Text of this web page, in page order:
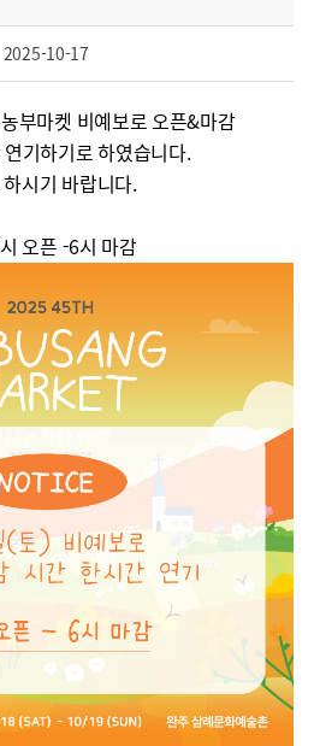
2025-10-17
부마켓 비예보로 오픈&마감
기하기로 하였습니다.
시기 바랍니다.
오픈 -6시 마감